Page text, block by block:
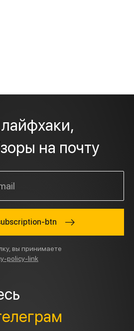
на почту
btn
вы принимаете
policy-link